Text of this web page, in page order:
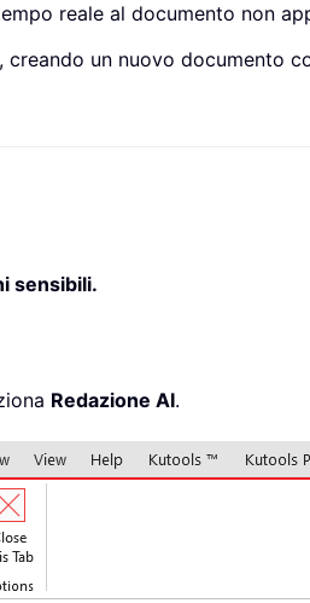
reale al documento non
un nuovo documento
sensibili.
Redazione AI.